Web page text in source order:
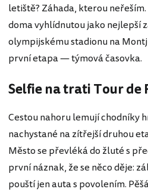
letiště? Záhada, kterou
doma vyhlídnutou jako nejlepší
olympijskému stadionu na
první etapa — týmová časovka.
Selfie na trati Tour de
Cestou nahoru lemují chodníky
nachystané na zítřejší druhou
Město se převléká do žluté s
první náznak, že se něco děje:
pouští jen auta s povolením.